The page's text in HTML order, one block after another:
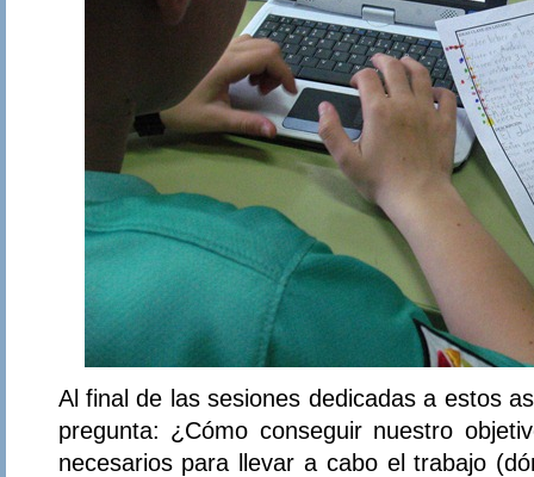
Al final de las sesiones dedicadas a estos
pregunta: ¿Cómo conseguir nuestro
necesarios para llevar a cabo el trabajo